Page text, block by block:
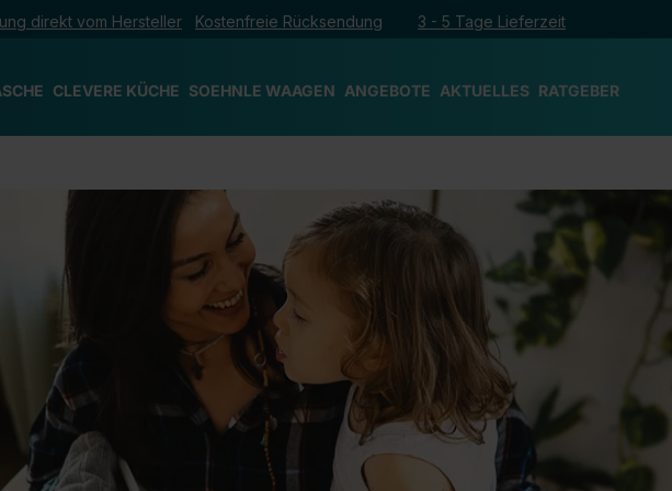
direkt vom Hersteller Kostenfreie Rücksendung 3 - 5 Tage Lieferzeit
CLEVERE KÜCHE SOEHNLE WAAGEN ANGEBOTE AKTUELLES RATGEBER